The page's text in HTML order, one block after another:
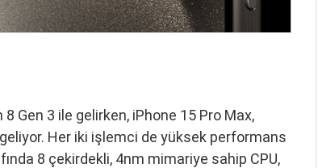
Gen 3 ile gelirken, iPhone 15 Pro Max,
Her iki işlemci de yüksek performans
8 çekirdekli, 4nm mimariye sahip CPU,